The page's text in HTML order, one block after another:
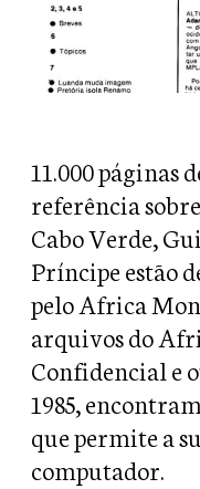
11.000 páginas
referência
Cabo Verde,
Príncipe estão
pelo Africa
arquivos do
Confidencial e
1985,
que permite a
computador.